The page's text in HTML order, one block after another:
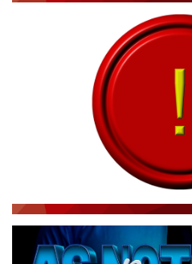
JORNAL DO BRASIL
NOTÍCIAS AO MINUTO
ACONTECEU...VIROU MANCHETE!